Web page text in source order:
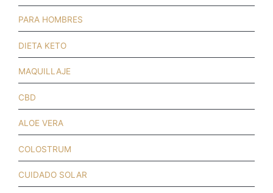
PARA HOMBRES
DIETA KETO
MAQUILLAJE
CBD
ALOE VERA
COLOSTRUM
CUIDADO SOLAR